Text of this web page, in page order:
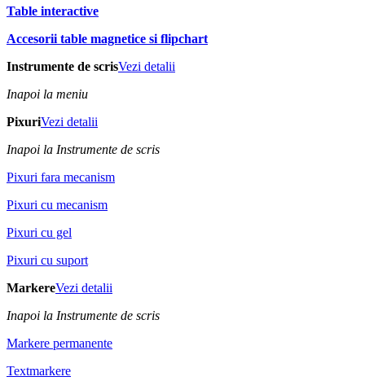
Table interactive
Accesorii table magnetice si flipchart
Instrumente de scrisVezi detalii
Inapoi la meniu
PixuriVezi detalii
Inapoi la Instrumente de scris
Pixuri fara mecanism
Pixuri cu mecanism
Pixuri cu gel
Pixuri cu suport
MarkereVezi detalii
Inapoi la Instrumente de scris
Markere permanente
Textmarkere